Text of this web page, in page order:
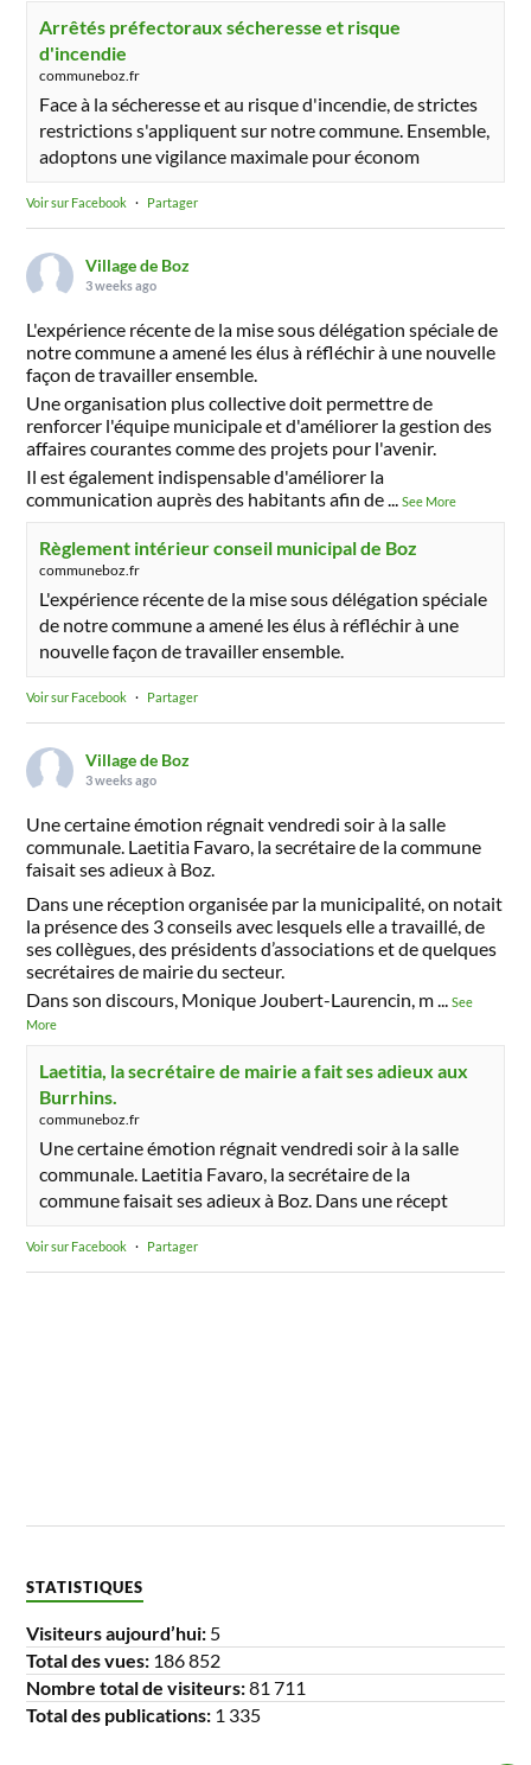
Arrêtés préfectoraux sécheresse et risque
d'incendie
communeboz.fr
Face à la sécheresse et au risque d'incendie, de strictes
restrictions s'appliquent sur notre commune. Ensemble,
adoptons une vigilance maximale pour économ
Voir sur Facebook · Partager
Village de Boz
3 weeks ago
L'expérience récente de la mise sous délégation spéciale de
notre commune a amené les élus à réfléchir à une nouvelle
façon de travailler ensemble.
Une organisation plus collective doit permettre de
renforcer l'équipe municipale et d'améliorer la gestion des
affaires courantes comme des projets pour l'avenir.
Il est également indispensable d'améliorer la
communication auprès des habitants afin de
...See More
Règlement intérieur conseil municipal de Boz
communeboz.fr
L'expérience récente de la mise sous délégation spéciale
de notre commune a amené les élus à réfléchir à une
nouvelle façon de travailler ensemble.
Voir sur Facebook · Partager
Village de Boz
3 weeks ago
Une certaine émotion régnait vendredi soir à la salle
communale. Laetitia Favaro, la secrétaire de la commune
faisait ses adieux à Boz.
Dans une réception organisée par la municipalité, on notait
la présence des 3 conseils avec lesquels elle a travaillé, de
ses collègues, des présidents d’associations et de quelques
secrétaires de mairie du secteur.
Dans son discours, Monique Joubert-Laurencin, m
...See
More
Laetitia, la secrétaire de mairie a fait ses adieux aux
Burrhins.
communeboz.fr
Une certaine émotion régnait vendredi soir à la salle
communale. Laetitia Favaro, la secrétaire de la
commune faisait ses adieux à Boz. Dans une récept
Voir sur Facebook · Partager
STATISTIQUES
Visiteurs aujourd’hui: 5
Total des vues: 186 852
Nombre total de visiteurs:81 711
Total des publications: 1 335